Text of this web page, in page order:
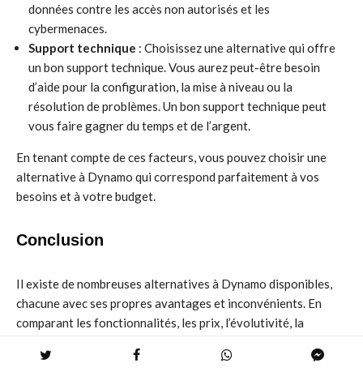
données contre les accès non autorisés et les
cybermenaces.
Support technique : Choisissez une alternative qui offre
un bon support technique. Vous aurez peut-être besoin
d’aide pour la configuration, la mise à niveau ou la
résolution de problèmes. Un bon support technique peut
vous faire gagner du temps et de l’argent.
En tenant compte de ces facteurs, vous pouvez choisir une
alternative à Dynamo qui correspond parfaitement à vos
besoins et à votre budget.
Conclusion
Il existe de nombreuses alternatives à Dynamo disponibles,
chacune avec ses propres avantages et inconvénients. En
comparant les fonctionnalités, les prix, l’évolutivité, la
l’alternative qui répond le mieux à vos besoins. N’oubliez pas